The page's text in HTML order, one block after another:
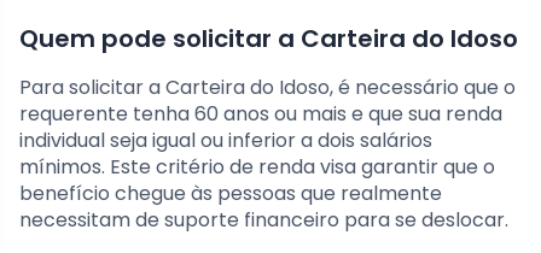
Quem pode solicitar a Carteira do Idoso
Para solicitar a Carteira do Idoso, é necessário que o
requerente tenha 60 anos ou mais e que sua renda
individual seja igual ou inferior a dois salários
mínimos. Este critério de renda visa garantir que o
benefício chegue às pessoas que realmente
necessitam de suporte financeiro para se deslocar.